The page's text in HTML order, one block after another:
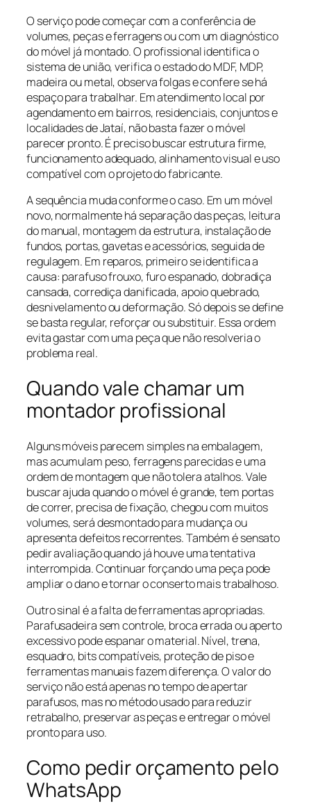
O serviço pode começar com a conferência de
volumes, peças e ferragens ou com um diagnóstico
do móvel já montado. O profissional identifica o
sistema de união, verifica o estado do MDF, MDP,
madeira ou metal, observa folgas e confere se há
espaço para trabalhar. Em atendimento local por
agendamento em bairros, residenciais, conjuntos e
localidades de Jataí, não basta fazer o móvel
parecer pronto. É preciso buscar estrutura firme,
funcionamento adequado, alinhamento visual e uso
compatível com o projeto do fabricante.
A sequência muda conforme o caso. Em um móvel
novo, normalmente há separação das peças, leitura
do manual, montagem da estrutura, instalação de
fundos, portas, gavetas e acessórios, seguida de
regulagem. Em reparos, primeiro se identifica a
causa: parafuso frouxo, furo espanado, dobradiça
cansada, corrediça danificada, apoio quebrado,
desnivelamento ou deformação. Só depois se define
se basta regular, reforçar ou substituir. Essa ordem
evita gastar com uma peça que não resolveria o
problema real.
Quando vale chamar um
montador profissional
Alguns móveis parecem simples na embalagem,
mas acumulam peso, ferragens parecidas e uma
ordem de montagem que não tolera atalhos. Vale
buscar ajuda quando o móvel é grande, tem portas
de correr, precisa de fixação, chegou com muitos
volumes, será desmontado para mudança ou
apresenta defeitos recorrentes. Também é sensato
pedir avaliação quando já houve uma tentativa
interrompida. Continuar forçando uma peça pode
ampliar o dano e tornar o conserto mais trabalhoso.
Outro sinal é a falta de ferramentas apropriadas.
Parafusadeira sem controle, broca errada ou aperto
excessivo pode espanar o material. Nível, trena,
esquadro, bits compatíveis, proteção de piso e
ferramentas manuais fazem diferença. O valor do
serviço não está apenas no tempo de apertar
parafusos, mas no método usado para reduzir
retrabalho, preservar as peças e entregar o móvel
pronto para uso.
Como pedir orçamento pelo
WhatsApp